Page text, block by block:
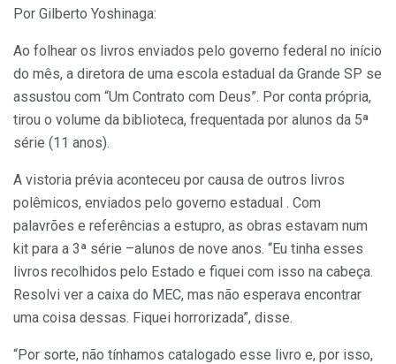
Por Gilberto Yoshinaga:
Ao folhear os livros enviados pelo governo federal no início
do mês, a diretora de uma escola estadual da Grande SP se
assustou com “Um Contrato com Deus”. Por conta própria,
tirou o volume da biblioteca, frequentada por alunos da 5ª
série (11 anos).
A vistoria prévia aconteceu por causa de outros livros
polêmicos, enviados pelo governo estadual . Com
palavrões e referências a estupro, as obras estavam num
kit para a 3ª série –alunos de nove anos. “Eu tinha esses
livros recolhidos pelo Estado e fiquei com isso na cabeça.
Resolvi ver a caixa do MEC, mas não esperava encontrar
uma coisa dessas. Fiquei horrorizada”, disse.
“Por sorte, não tínhamos catalogado esse livro e, por isso,